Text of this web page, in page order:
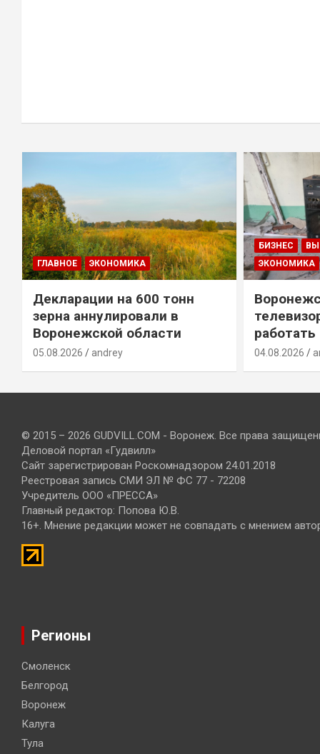
ГЛАВНОЕ ЭКОНОМИКА
Декларации на 600 тонн
зерна аннулировали в
Воронежской области
05.08.2026 andrey
БИЗНЕС
ЭКОНОМИКА
работать
04.08.2026
© 2015 – 2026 GUDVILL.COM - Воронеж. Все права
Деловой портал «Гудвилл»
Сайт зарегистрирован Роскомнадзором 24.01.2018
Реестровая запись СМИ ЭЛ № ФС 77 - 72208
Учредитель ООО «ПРЕССА»
Главный редактор: Попова Ю.В.
16+. Мнение редакции может не совпадать с мнением
Регионы
Смоленск
Белгород
Воронеж
Калуга
Тула